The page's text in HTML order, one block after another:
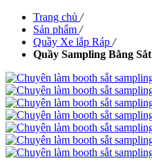
Trang chủ /
Sản phẩm /
Quầy Xe lắp Ráp /
Quầy Sampling Bằng Sắt